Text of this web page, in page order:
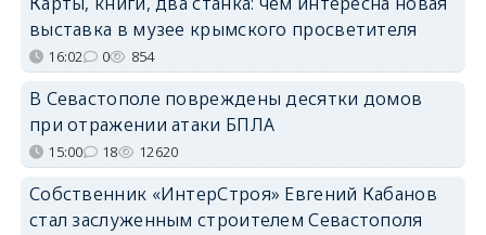
выставка в музее крымского просветителя
16:02 0 854
В Севастополе повреждены десятки домов
при отражении атаки БПЛА
15:00 18 12620
Собственник «ИнтерСтроя» Евгений Кабанов
стал заслуженным строителем Севастополя